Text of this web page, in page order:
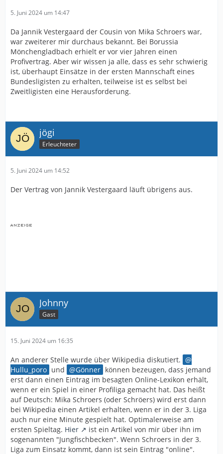
5. Juni 2024 um 14:47
Da Jannik Vestergaard der Cousin von Mika Schroers war,
war zweiterer mir durchaus bekannt. Bei Borussia
Mönchengladbach erhielt er vor vier Jahren einen
Profivertrag. Aber wir wissen ja alle, dass es sehr schwierig
ist, überhaupt Einsätze in der ersten Mannschaft eines
Bundesligisten zu erhalten, teilweise ist es selbst bei
Zweitligisten eine Herausforderung.
jögi
Erleuchteter
5. Juni 2024 um 14:52
Der Vertrag von Jannik Vestergaard läuft übrigens aus.
Johnny
Gast
15. Juni 2024 um 16:35
An anderer Stelle wurde über Wikipedia diskutiert.
Hullu_poro und Gönner können bezeugen, dass jemand
erst dann einen Eintrag im besagten Online-Lexikon erhält,
wenn er ein Spiel in einer Profiliga gemacht hat. Das heißt
auf Deutsch: Mika Schroers (oder Schröers) wird erst dann
bei Wikipedia einen Artikel erhalten, wenn er in der 3. Liga
auch nur eine Minute gespielt hat. Optimalerweise am
ersten Spieltag. Hier
ist ein Artikel von mir über ihn im
sogenannten "Jungfischbecken". Wenn Schroers in der 3.
Liga zum Einsatz kommt, dann ist sein Eintrag "online".